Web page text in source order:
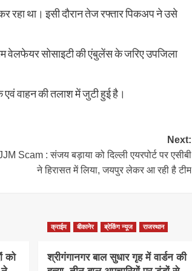
रहा था। इसी दौरान तेज रफ्तार पिकअप ने उसे
वेलफेयर सोसाइटी की एंबुलेंस के जरिए उपजिला
वाहन की तलाश में जुटी हुई है।
Next:
Scam : संजय बड़ाया को दिल्ली एयरपोर्ट पर एसीबी
ने हिरासत में लिया, जयपुर लेकर आ रही है टीम
को
क्राईम बीकानेर ब्रेकिंग न्यूज राजस्थान
श्रीगंगानगर बाल सुधार गृह में वार्डन की